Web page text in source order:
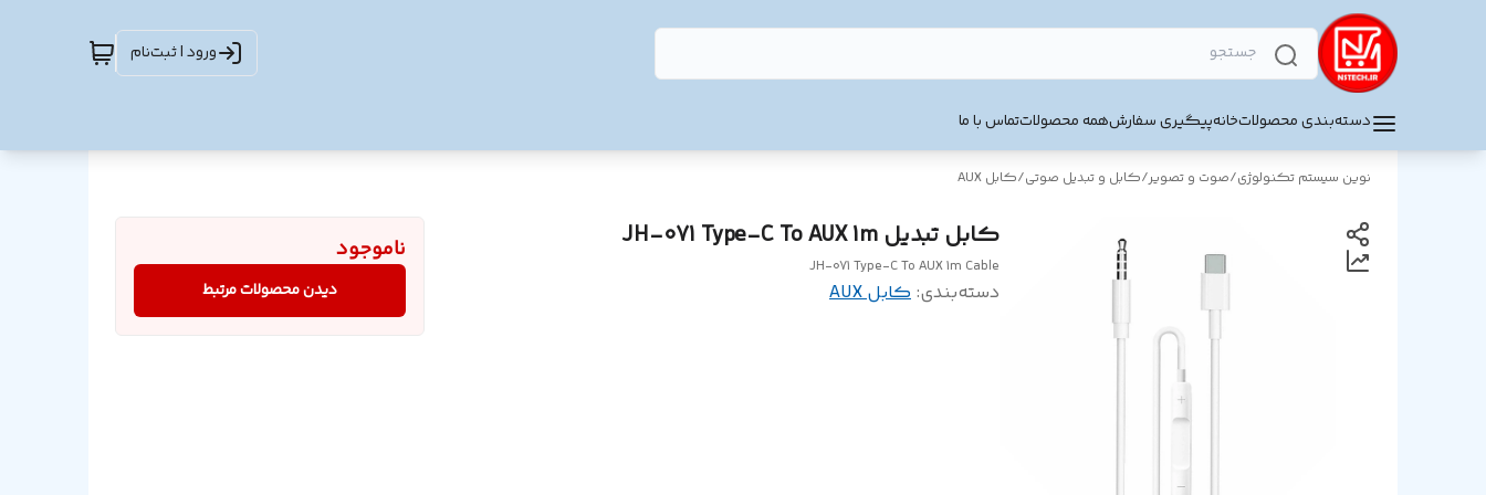
ورود | ثبت‌نام
دسته‌بندی محصولاتخانهپیگیری سفارشهمه محصولاتتماس با ما
نوین سیستم تکنولوژی/صوت و تصویر/کابل و تبدیل صوتی/کابل AUX
کابل تبدیل JH-071 Type-C To AUX 1m
JH-071 Type-C To AUX 1m Cable
دسته‌بندی: کابل AUX
ناموجود
دیدن محصولات مرتبط